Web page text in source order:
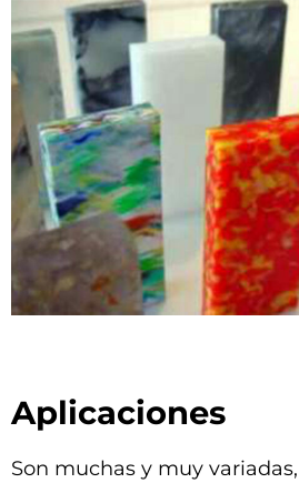
Aplicaciones
Son muchas y muy